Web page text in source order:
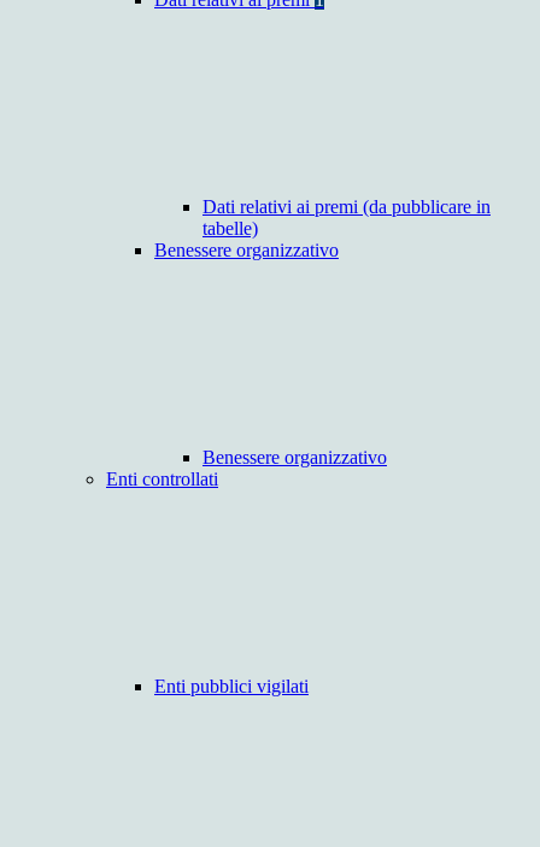
Dati relativi ai premi (da pubblicare in
tabelle)
Benessere organizzativo
Benessere organizzativo
Enti controllati
Enti pubblici vigilati